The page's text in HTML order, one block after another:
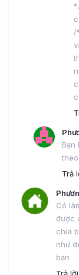
/
Bạn
Trả
Có
được
chia
như
bạn